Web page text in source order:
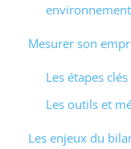
Mesurer son
Les étapes
Les outils et
Les enjeux du